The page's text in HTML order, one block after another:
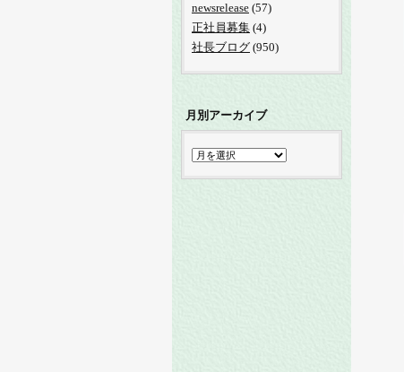
newsrelease (57)
正社員募集 (4)
社長ブログ (950)
月別アーカイブ